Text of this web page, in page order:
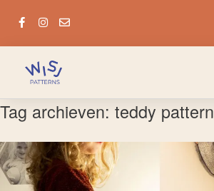
Tag archieven: teddy pattern